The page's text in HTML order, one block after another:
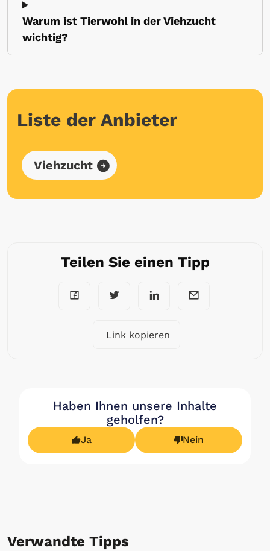
Warum ist Tierwohl in der Viehzucht
wichtig?
Liste der Anbieter
Viehzucht
Teilen Sie einen Tipp
Link kopieren
Haben Ihnen unsere Inhalte
geholfen?
Ja Nein
Verwandte Tipps